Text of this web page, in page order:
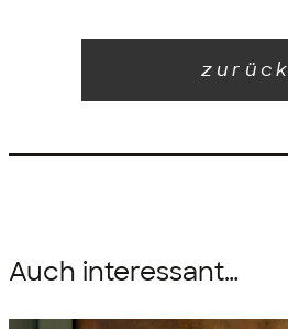
zurück
Auch interessant…